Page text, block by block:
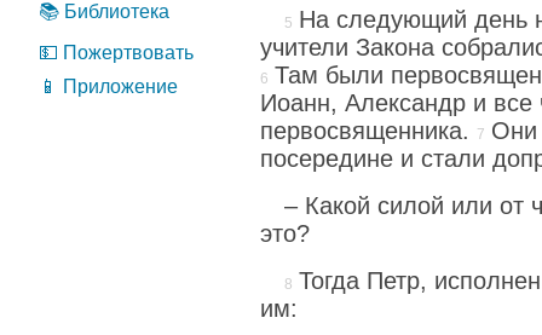
📚 Библиотека
💵 Пожертвовать
📱 Приложение
На следующий день
учители Закона
Там были
Иоанн, Александр и
первосвященника.
Они
посередине и стали
– Какой силой или от
это?
Тогда Петр,
им: